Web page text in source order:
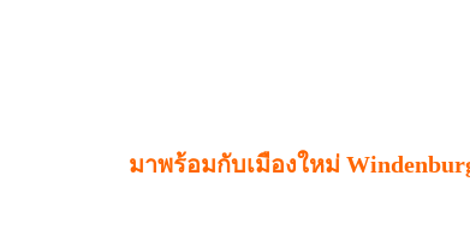
มาพร้อมกับเมืองใหม่